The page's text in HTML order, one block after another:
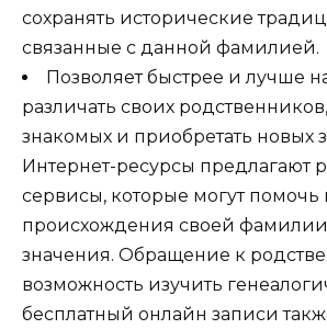
сохранять исторические
связанные с данной фамилией.
Позволяет быстрее и лучше
различать своих
знакомых и приобретать новых
Интернет-ресурсы предлагают
сервисы, которые могут
происхождения своей
значения. Обращение к
возможность изучить
бесплатный онлайн записи